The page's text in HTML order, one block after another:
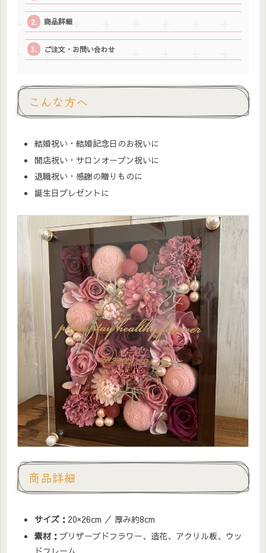
商品詳細
ご注文・お問い合わせ
こんな方へ
結婚祝い・結婚記念日のお祝いに
開店祝い・サロンオープン祝いに
退職祝い・感謝の贈りものに
誕生日プレゼントに
商品詳細
サイズ： 20×26cm ／ 厚み約8cm
素材： プリザーブドフラワー、造花、アクリル板、ウッ
ドフレーム